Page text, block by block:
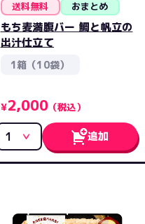
送料無料 おまとめ
もち麦満腹バー 鯛と帆立の
出汁仕立て
1箱（10袋）
¥2,000（税込）
追加